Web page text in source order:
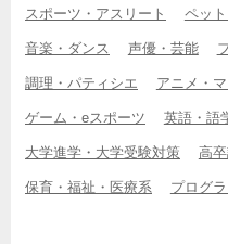
スポーツ・アスリート ペッ
音楽・ダンス 声優・芸能
調理・パティシエ アニメ・
ゲーム・eスポーツ 英語・語
大学進学・大学受験対策 高
保育・福祉・医療系 プログ